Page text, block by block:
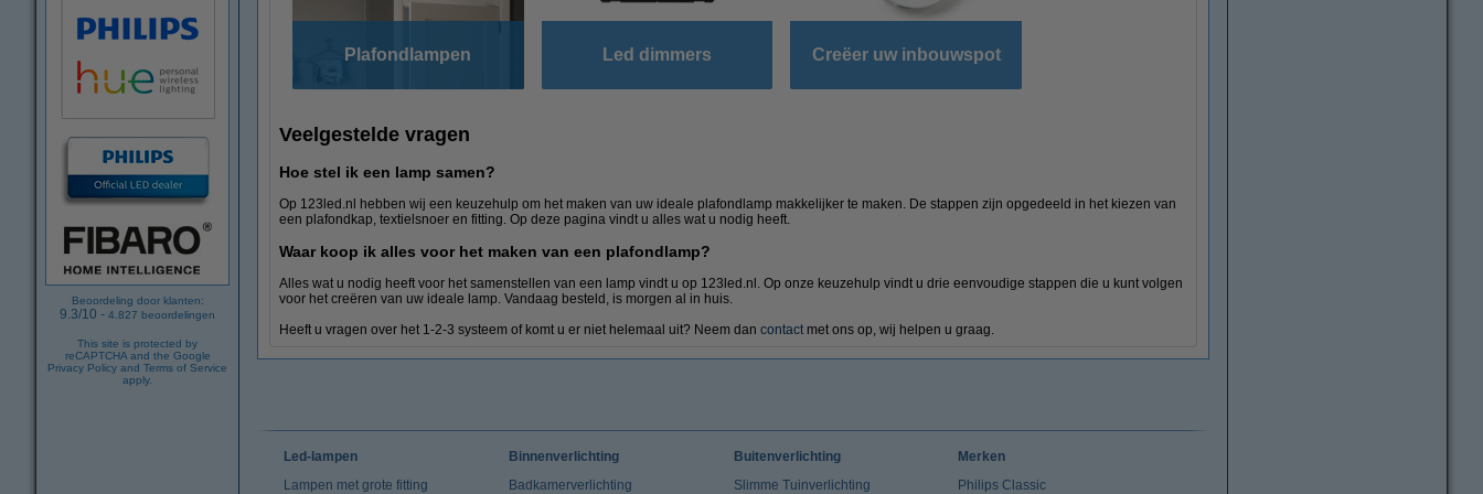
Beoordeling door klanten:
9.3/10 - 4.827 beoordelingen
This site is protected by
reCAPTCHA and the Google
Privacy Policy and Terms of Service
apply.
Plafondlampen Led dimmers Creëer uw inbouwspot
Veelgestelde vragen
Hoe stel ik een lamp samen?
Op 123led.nl hebben wij een keuzehulp om het maken van uw ideale plafondlamp makkelijker te maken. De stappen zijn opgedeeld in het kiezen van
een plafondkap, textielsnoer en fitting. Op deze pagina vindt u alles wat u nodig heeft.
Waar koop ik alles voor het maken van een plafondlamp?
Alles wat u nodig heeft voor het samenstellen van een lamp vindt u op 123led.nl. Op onze keuzehulp vindt u drie eenvoudige stappen die u kunt volgen
voor het creëren van uw ideale lamp. Vandaag besteld, is morgen al in huis.
Heeft u vragen over het 1-2-3 systeem of komt u er niet helemaal uit? Neem dan contact met ons op, wij helpen u graag.
Led-lampen
Lampen met grote fitting
Binnenverlichting
Badkamerverlichting
Buitenverlichting
Slimme Tuinverlichting
Merken
Philips Classic